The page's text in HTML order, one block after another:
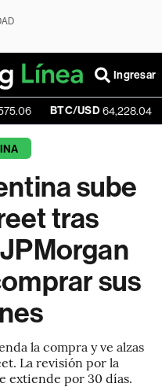
Ingresar
USD 64,228.04 -0.86%
sube
tras
sus
la compra y ve alzas
La revisión por la
extiende por 30 días.